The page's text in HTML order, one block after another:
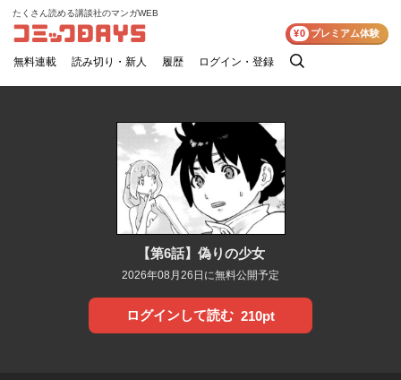
コミックDAYS
たくさん読める講談社のマンガWEB
無料連載 読み切り・新人 履歴 ログイン・登録
検
¥0 プレミアム体験
【第6話】偽りの少女
2026年08月26日に無料公開予定
ログインして読む 210pt